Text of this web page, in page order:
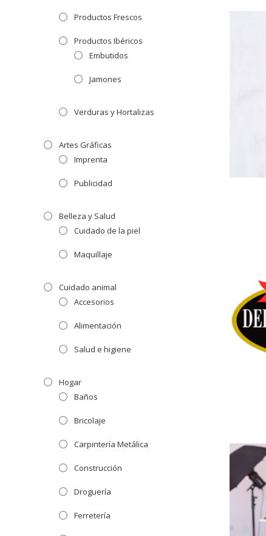
Productos Frescos
Productos Ibéricos
Embutidos
Jamones
Verduras y Hortalizas
Artes Gráficas
Imprenta
Publicidad
Belleza y Salud
Cuidado de la piel
Maquillaje
Cuidado animal
Accesorios
Alimentación
Salud e higiene
Hogar
Baños
Bricolaje
Carpintería Metálica
Construcción
Droguería
Ferretería